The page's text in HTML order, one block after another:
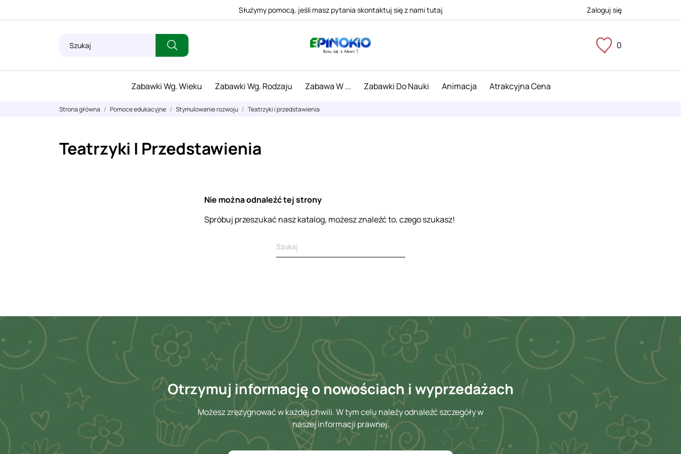
Służymy pomocą, jeśli masz pytania skontaktuj się z nami tutaj Zaloguj się
0
Zabawki Wg. Wieku Zabawki Wg. Rodzaju Zabawa W ... Zabawki Do Nauki Animacja Atrakcyjna Cena
Strona główna Pomoce edukacyjne Stymulowanie rozwoju Teatrzyki i przedstawienia
Teatrzyki I Przedstawienia
Nie można odnaleźć tej strony
Spróbuj przeszukać nasz katalog, możesz znaleźć to, czego szukasz!
Otrzymuj informację o nowościach i wyprzedażach
Możesz zrezygnować w każdej chwili. W tym celu należy odnaleźć szczegóły w
naszej informacji prawnej.